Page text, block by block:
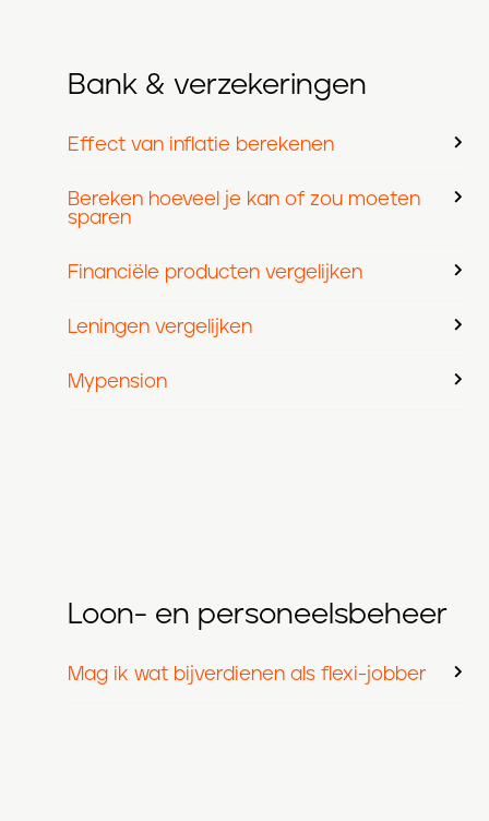
Bank & verzekeringen
Effect van inflatie berekenen
Bereken hoeveel je kan of zou moeten
sparen
Financiële producten vergelijken
Leningen vergelijken
Mypension
Loon- en personeelsbeheer
Mag ik wat bijverdienen als flexi-jobber